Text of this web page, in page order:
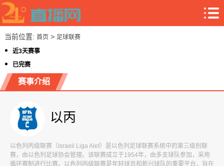
当前位置: 首页> 足球联赛
近3天赛事
已完赛
赛事介绍
以丙
以色列丙级联赛（Israeli Liga Alef）是以色列足球联赛系统中的第三级别联
赛，由以色列足球协会管理。该联赛成立于1954年，由多支球队参加，采用
循环赛制进行比赛。以色列丙级联赛是年轻球员和新兴球队的重要平台，旨在